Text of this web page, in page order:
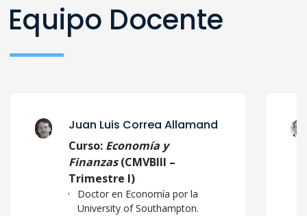
Equipo Docente
Juan Luis Correa Allamand
Curso: Economía y
Finanzas(CMVBIII –
Trimestre I)
Doctor en Economía por la
University of Southampton.